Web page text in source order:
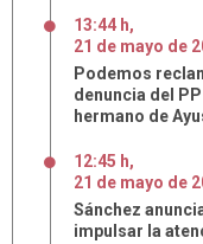
13:44 h,
21 de mayo de
Podemos
denuncia del
hermano de
12:45 h,
21 de mayo de
Sánchez
impulsar la